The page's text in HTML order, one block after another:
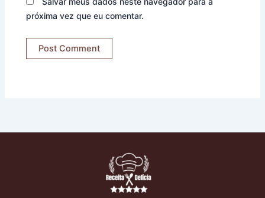
próxima vez que eu comentar.